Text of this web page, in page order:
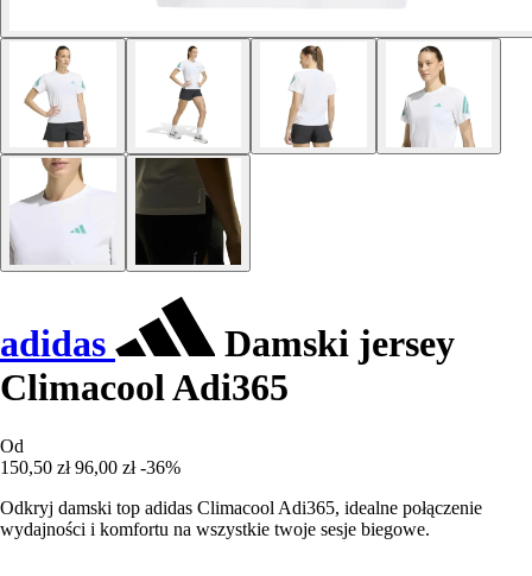
adidas
Damski jersey
Climacool Adi365
Od
150,50 zł 96,00 zł -36%
Odkryj damski top adidas Climacool Adi365, idealne połączenie
wydajności i komfortu na wszystkie twoje sesje biegowe.